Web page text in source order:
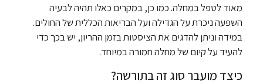
מאוד לטפל במחלה. כמו כן, במקרים כאלו תהיה לבעיה
השפעה ניכרת על הגדילה ועל הבריאות הכללית של החולים.
במידה וניתן להדגים את הציסטות בזמן ההריון, יש בכך כדי
להעיד על קיום של מחלה חמורה במיוחד.
כיצד מועבר סוג זה בתורשה?